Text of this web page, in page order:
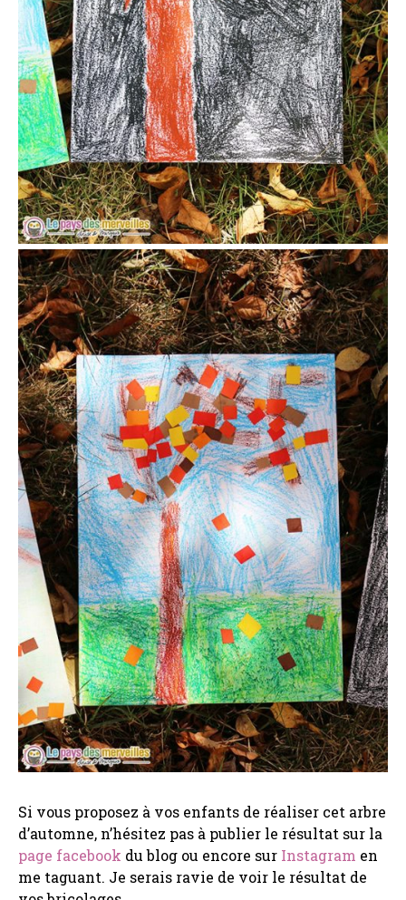
Si vous proposez à vos enfants de réaliser cet arbre
d’automne, n’hésitez pas à publier le résultat sur la
page facebook du blog ou encore sur Instagram en
me taguant. Je serais ravie de voir le résultat de